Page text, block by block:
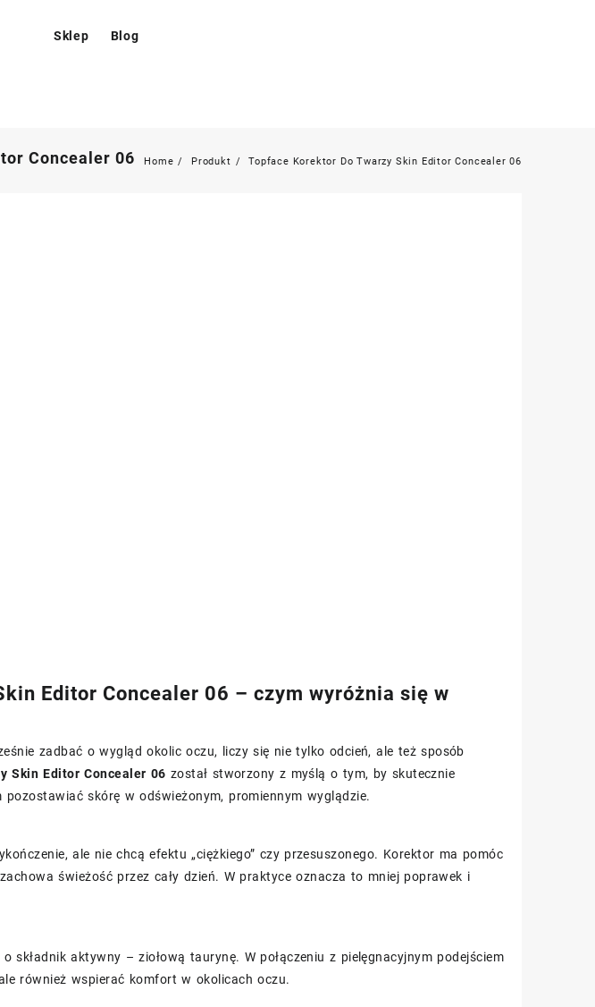
Sklep Blog
Concealer 06 Home Produkt Topface Korektor Do Twarzy Skin Editor Concealer 06
Editor Concealer 06 – czym wyróżnia się w
zadbać o wygląd okolic oczu, liczy się nie tylko odcień, ale też sposób
Skin Editor Concealer 06 został stworzony z myślą o tym, by skutecznie
skórę w odświeżonym, promiennym wyglądzie.
ale nie chcą efektu „ciężkiego” czy przesuszonego. Korektor ma pomóc
świeżość przez cały dzień. W praktyce oznacza to mniej poprawek i
składnik aktywny – ziołową taurynę. W połączeniu z pielęgnacyjnym podejściem
również wspierać komfort w okolicach oczu.